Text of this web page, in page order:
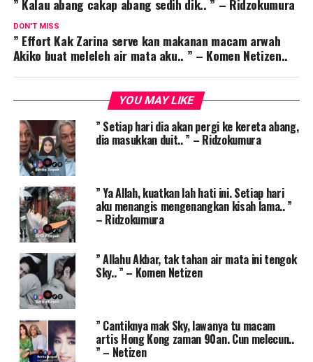
” Kalau abang cakap abang sedih dik.. ” – Ridzokumura
DON'T MISS
” Effort Kak Zarina serve kan makanan macam arwah
Akiko buat meleleh air mata aku.. ” – Komen Netizen..
YOU MAY LIKE
” Setiap hari dia akan pergi ke kereta abang,
dia masukkan duit.. ” – Ridzokumura
” Ya Allah, kuatkan lah hati ini. Setiap hari
aku menangis mengenangkan kisah lama.. ”
– Ridzokumura
” Allahu Akbar, tak tahan air mata ini tengok
Sky.. ” – Komen Netizen
” Cantiknya mak Sky, lawanya tu macam
artis Hong Kong zaman 90an. Cun melecun..
” – Netizen